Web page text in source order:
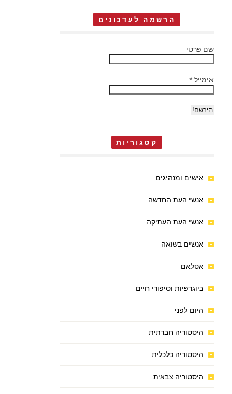
הרשמה לעדכונים
שם פרטי
אימייל *
קטגוריות
אישים ומנהיגים
אנשי העת החדשה
אנשי העת העתיקה
אנשים בשואה
אסלאם
ביוגרפיות וסיפורי חיים
היום לפני
היסטוריה חברתית
היסטוריה כלכלית
היסטוריה צבאית